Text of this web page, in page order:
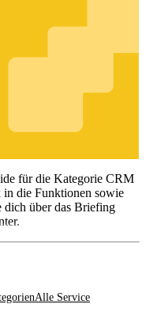
für die Kategorie CRM
die Funktionen sowie
dich über das Briefing
Alle Service